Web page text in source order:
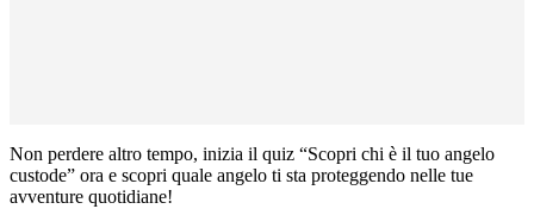
Non perdere altro tempo, inizia il quiz “Scopri chi è il tuo angelo
custode” ora e scopri quale angelo ti sta proteggendo nelle tue
avventure quotidiane!